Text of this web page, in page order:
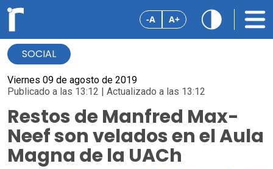
-A A+
SOCIAL
Viernes 09 de agosto de 2019
Publicado a las 13:12 | Actualizado a las 13:12
Restos de Manfred Max-
Neef son velados en el Aula
Magna de la UACh